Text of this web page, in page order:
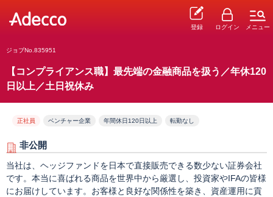
登録 ログイン メニュー
ジョブNo.835951
【コンプライアンス職】最先端の金融商品を扱う／年休120
日以上／土日祝休み
正社員 ベンチャー企業 年間休日120日以上 転勤なし
非公開
当社は、ヘッジファンドを日本で直接販売できる数少ない証券会社
です。本当に喜ばれる商品を世界中から厳選し、投資家やIFAの皆様
にお届けしています。お客様と良好な関係性を築き、資産運用に貢